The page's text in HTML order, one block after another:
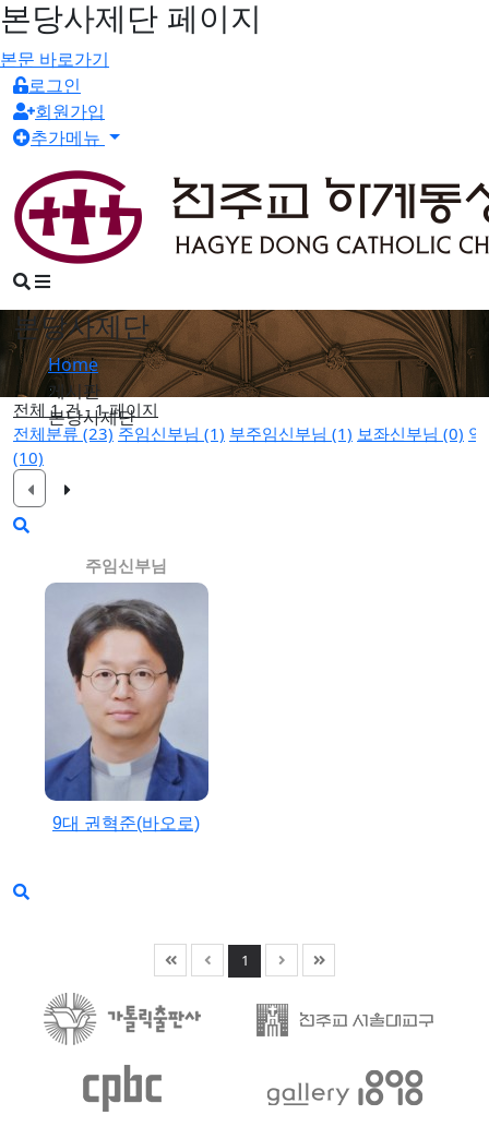
본당사제단 페이지
본문 바로가기
로그인
회원가입
추가메뉴
검
색
버
튼
메
버
튼
본당사제단
Home
게시판
본당사제단
전체 1 건 - 1 페이지
전체분류 (23) 주임신부님 (1) 부주임신부님 (1) 보좌신부님 (0)
(10)
주임신부님
9대 권혁준(바오로)
1